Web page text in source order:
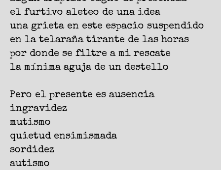
el furtivo aleteo de una idea
una grieta en este espacio suspendido
en la telaraña tirante de las horas
por donde se filtre a mi rescate
la mínima aguja de un destello
Pero el presente es ausencia
ingravidez
mutismo
quietud ensimismada
sordidez
autismo